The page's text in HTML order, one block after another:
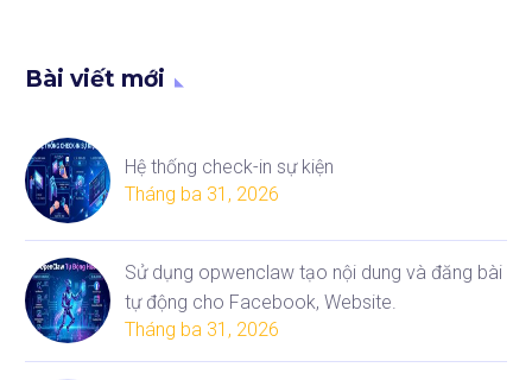
Bài viết mới
Hệ thống check-in sự kiện
Tháng ba 31, 2026
Sử dụng opwenclaw tạo nội dung và đăng bài
tự động cho Facebook, Website.
Tháng ba 31, 2026